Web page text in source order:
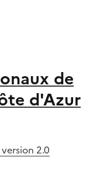
de
d'Azur
2.0